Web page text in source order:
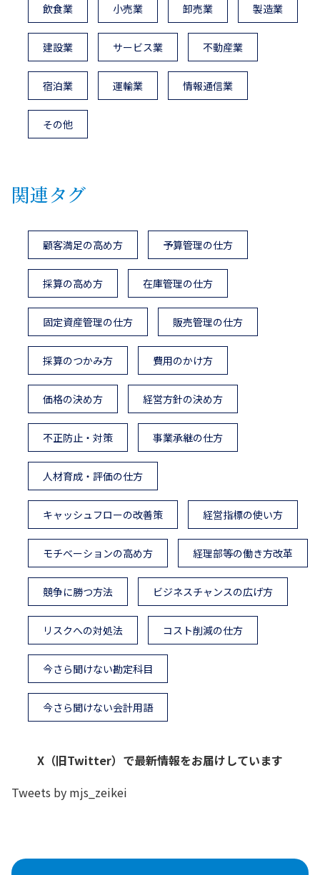
飲食業 小売業 卸売業 製造業
建設業 サービス業 不動産業
宿泊業 運輸業 情報通信業
その他
関連タグ
顧客満足の高め方 予算管理の仕方
採算の高め方 在庫管理の仕方
固定資産管理の仕方 販売管理の仕方
採算のつかみ方 費用のかけ方
価格の決め方 経営方針の決め方
不正防止・対策 事業承継の仕方
人材育成・評価の仕方
キャッシュフローの改善策 経営指標の使い方
モチベーションの高め方 経理部等の働き方改革
競争に勝つ方法 ビジネスチャンスの広げ方
リスクへの対処法 コスト削減の仕方
今さら聞けない勘定科目
今さら聞けない会計用語
X（旧Twitter）で最新情報をお届けしています
Tweets by mjs_zeikei